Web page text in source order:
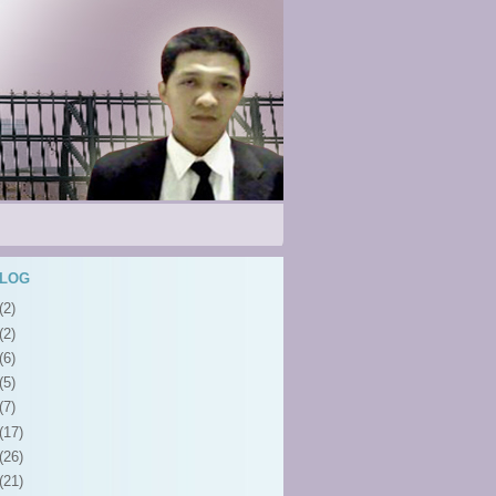
(2)
(2)
(6)
(5)
(7)
(17)
(26)
(21)